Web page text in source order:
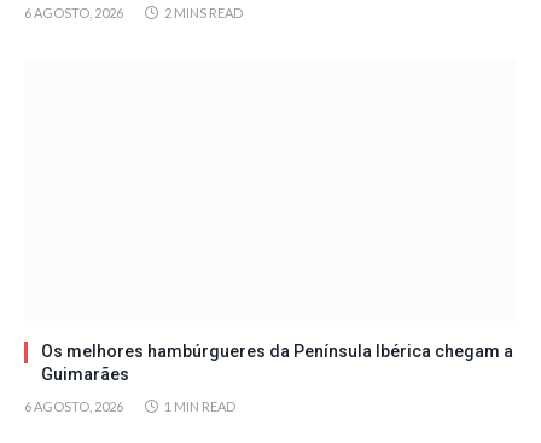
6 AGOSTO, 2026 2 MINS READ
Os melhores hambúrgueres da Península Ibérica chegam a
Guimarães
6 AGOSTO, 2026 1 MIN READ